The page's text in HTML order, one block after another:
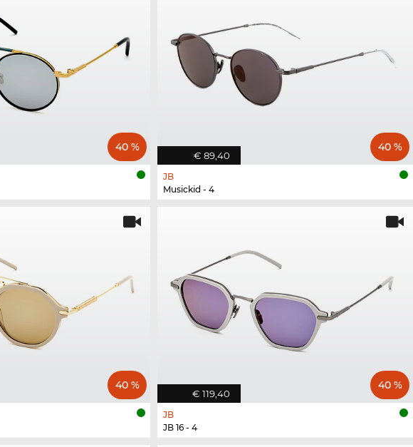
40 %
€ 89,40
40 %
JB
Musickid - 4
40 %
€ 119,40
40 %
JB
JB 16 - 4